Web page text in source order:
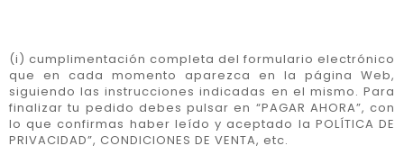
(i) cumplimentación completa del formulario electrónico
que en cada momento aparezca en la página Web,
siguiendo las instrucciones indicadas en el mismo. Para
finalizar tu pedido debes pulsar en “PAGAR AHORA”, con
lo que confirmas haber leído y aceptado la POLÍTICA DE
PRIVACIDAD”, CONDICIONES DE VENTA, etc.